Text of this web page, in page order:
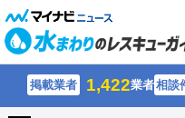
掲載業者 1,422業者相談